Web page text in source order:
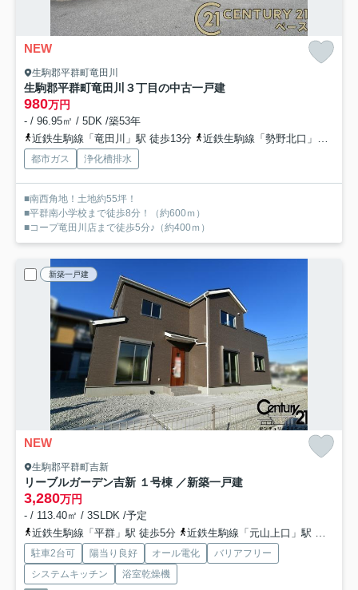
NEW
生駒郡平群町竜田川
生駒郡平群町竜田川３丁目の中古一戸建
980万円
- / 96.95㎡ / 5DK /築53年
近鉄生駒線「竜田川」駅 徒歩13分
近鉄生駒線「勢野北口」駅 徒歩18分
都市ガス 浄化槽排水
■南西角地！土地約55坪！
■平群南小学校まで徒歩8分！（約600ｍ）
■コープ竜田川店まで徒歩5分♪（約400ｍ）
新築一戸建
NEW
生駒郡平群町吉新
リーブルガーデン吉新 １号棟 ／新築一戸建
3,280万円
- / 113.40㎡ / 3SLDK /予定
近鉄生駒線「平群」駅 徒歩5分
近鉄生駒線「元山上口」駅 徒歩16分
駐車2台可 陽当り良好 オール電化
バリアフリー
システムキッチン
浴室乾燥機